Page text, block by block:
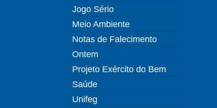
Jogo Sério
Meio Ambiente
Notas de Falecimento
Ontem
Projeto Exército do Bem
Saúde
Unifeg